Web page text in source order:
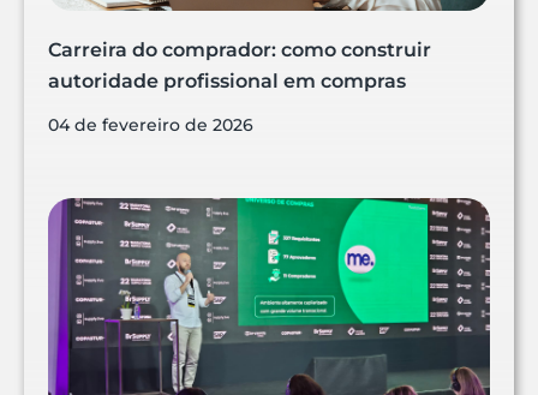
Carreira do comprador: como construir
autoridade profissional em compras
04 de fevereiro de 2026